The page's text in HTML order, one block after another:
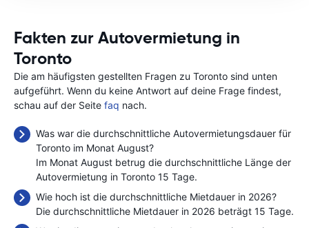
Fakten zur Autovermietung in
Toronto
Die am häufigsten gestellten Fragen zu Toronto sind unten
aufgeführt. Wenn du keine Antwort auf deine Frage findest,
schau auf der Seite faq nach.
Was war die durchschnittliche Autovermietungsdauer für
Toronto im Monat August?
Im Monat August betrug die durchschnittliche Länge der
Autovermietung in Toronto 15 Tage.
Wie hoch ist die durchschnittliche Mietdauer in 2026?
Die durchschnittliche Mietdauer in 2026 beträgt 15 Tage.